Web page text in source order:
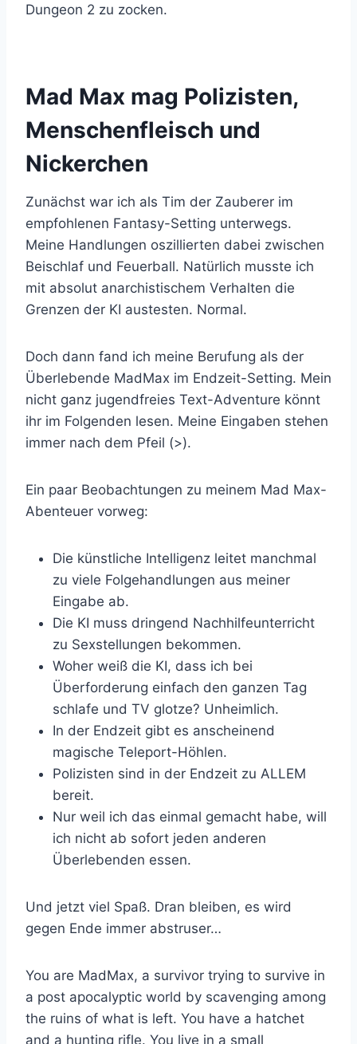
Dungeon 2 zu zocken.
Mad Max mag Polizisten,
Menschenfleisch und
Nickerchen
Zunächst war ich als Tim der Zauberer im
empfohlenen Fantasy-Setting unterwegs.
Meine Handlungen oszillierten dabei zwischen
Beischlaf und Feuerball. Natürlich musste ich
mit absolut anarchistischem Verhalten die
Grenzen der KI austesten. Normal.
Doch dann fand ich meine Berufung als der
Überlebende MadMax im Endzeit-Setting. Mein
nicht ganz jugendfreies Text-Adventure könnt
ihr im Folgenden lesen. Meine Eingaben stehen
immer nach dem Pfeil (>).
Ein paar Beobachtungen zu meinem Mad Max-
Abenteuer vorweg:
Die künstliche Intelligenz leitet manchmal
zu viele Folgehandlungen aus meiner
Eingabe ab.
Die KI muss dringend Nachhilfeunterricht
zu Sexstellungen bekommen.
Woher weiß die KI, dass ich bei
Überforderung einfach den ganzen Tag
schlafe und TV glotze? Unheimlich.
In der Endzeit gibt es anscheinend
magische Teleport-Höhlen.
Polizisten sind in der Endzeit zu ALLEM
bereit.
Nur weil ich das einmal gemacht habe, will
ich nicht ab sofort jeden anderen
Überlebenden essen.
Und jetzt viel Spaß. Dran bleiben, es wird
gegen Ende immer abstruser…
You are MadMax, a survivor trying to survive in
a post apocalyptic world by scavenging among
the ruins of what is left. You have a hatchet
and a hunting rifle. You live in a small